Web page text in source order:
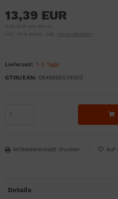
13,39 EUR
6,06 EUR pro 100 ml
inkl. 19 % MwSt. zzgl.
Versandkosten
Lieferzeit: 1-3 Tage
GTIN/EAN: 0648865534003
Artikeldatenblatt drucken
Details